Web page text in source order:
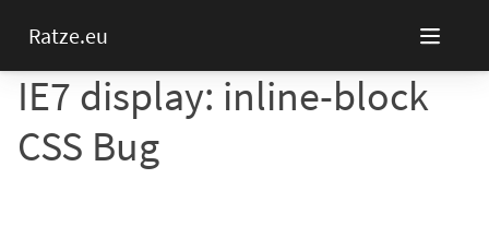
Ratze.eu
IE7 display: inline-block
CSS Bug